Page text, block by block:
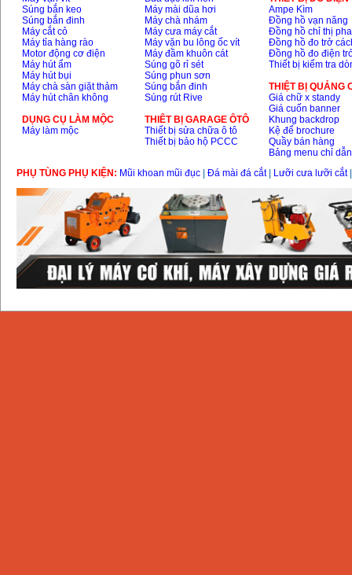
Súng bắn keo
Súng bắn đinh
Máy cắt cỏ
Máy tỉa hàng rào
Motor động cơ điện
Máy hút ẩm
Máy hút bụi
Máy chà sàn giặt thảm
Máy hút chân không
DỤNG CỤ LÀM MỘC
Máy làm mộc
Máy mài dũa hơi
Máy chà nhám
Máy cưa máy cắt
Máy vặn bu lông ốc vít
Máy đầm khuôn cát
Súng gõ rỉ sét
Súng phun sơn
Súng bắn đinh
Súng rút Rive
THIÊT BỊ GARAGE ÔTÔ
Thiết bị sửa chữa ô tô
Thiết bị bảo hộ PCCC
Ampe Kìm
Đồng hồ vạn năng
Đồng hồ chỉ thị pha
Đồng hồ đo trở
Đồng hồ đo điện
Thiết bị kiểm tra
THIỆT BỊ QUẢNG
Giá chữ x standy
Giá cuốn banner
Khung backdrop
Kệ để brochure
Quầy bán hàng
Bảng menu chỉ dẫn
PHỤ TÙNG PHỤ KIỆN: Mũi khoan mũi đục Đá mài đá cắt| Lưỡi cưa lưỡi cắt